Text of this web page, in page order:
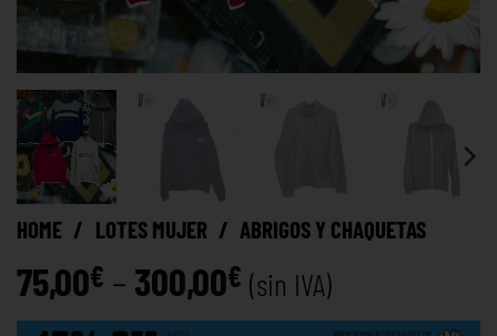
HOME / LOTES MUJER / ABRIGOS Y CHAQUETAS
75,00€ – 300,00€ (sin IVA)